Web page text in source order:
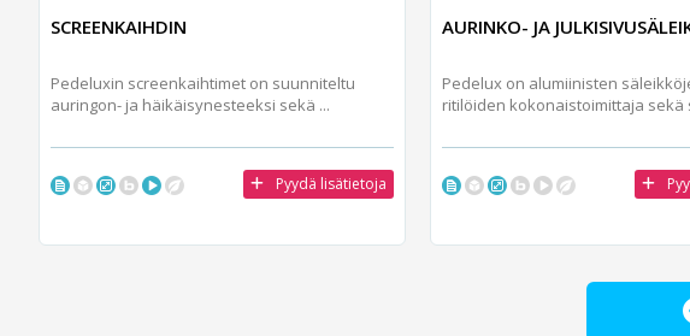
SCREENKAIHDIN
Pedeluxin screenkaihtimet on suunniteltu
auringon- ja häikäisynesteeksi sekä ...
Pyydä lisätietoja
AURINKO- JA
Pedelux on alumiinisten
ritilöiden kokonaistoimittaja sekä